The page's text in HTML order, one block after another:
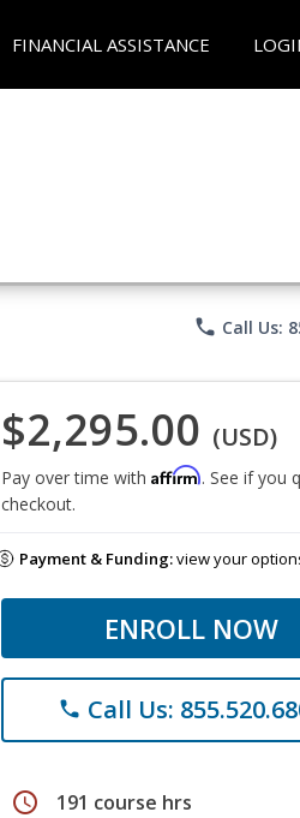
FINANCIAL ASSISTANCE
phone Call Us:
$2,295.00 (USD)
Pay over time with Affirm. See if you
checkout.
Payment & Funding:view your
ENROLL NOW
phone Call Us:
schedule 191 course hrs